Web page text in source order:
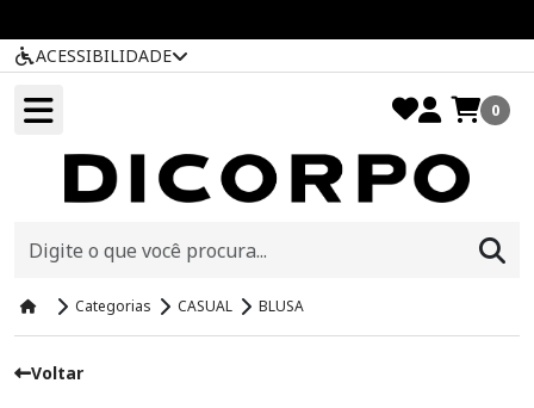
ACESSIBILIDADE
0
Categorias CASUAL BLUSA
Voltar